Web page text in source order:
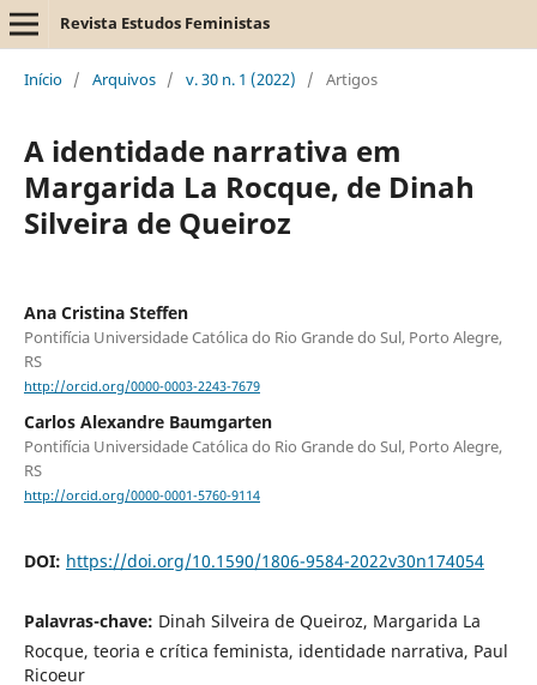
Revista Estudos Feministas
Início / Arquivos / v. 30 n. 1 (2022) / Artigos
A identidade narrativa em
Margarida La Rocque, de Dinah
Silveira de Queiroz
Ana Cristina Steffen
Pontifícia Universidade Católica do Rio Grande do Sul, Porto Alegre,
RS
http://orcid.org/0000-0003-2243-7679
Carlos Alexandre Baumgarten
Pontifícia Universidade Católica do Rio Grande do Sul, Porto Alegre,
RS
http://orcid.org/0000-0001-5760-9114
DOI: https://doi.org/10.1590/1806-9584-2022v30n174054
Palavras-chave: Dinah Silveira de Queiroz, Margarida La
Rocque, teoria e crítica feminista, identidade narrativa, Paul
Ricoeur